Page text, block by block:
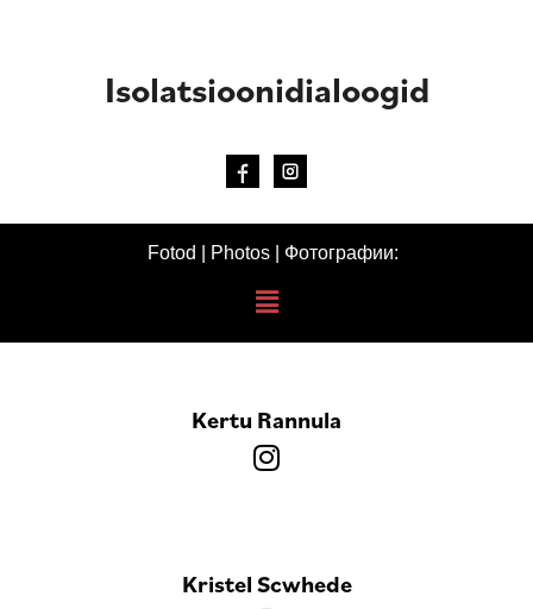
Isolatsioonidialoogid
Fotod | Photos | Фотографии:
Kertu Rannula
Kristel Scwhede